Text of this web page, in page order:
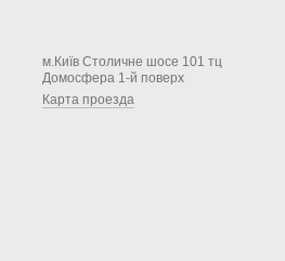
м.Київ Столичне шосе 101 тц
Домосфера 1-й поверх
Карта проезда